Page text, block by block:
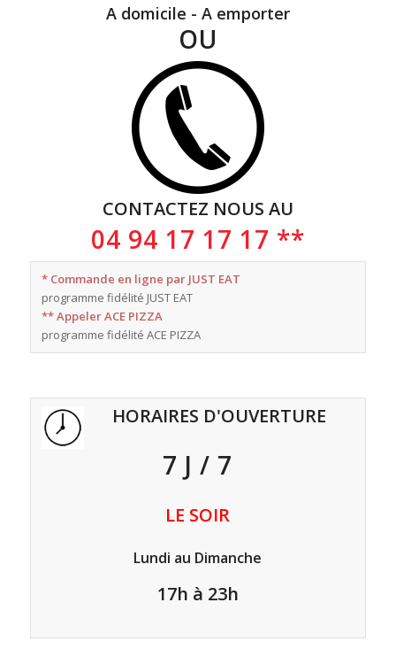
A domicile - A emporter
OU
CONTACTEZ NOUS AU
04 94 17 17 17 **
* Commande en ligne par JUST EAT
programme fidélité JUST EAT
** Appeler ACE PIZZA
programme fidélité ACE PIZZA
HORAIRES D'OUVERTURE
7 J / 7
LE SOIR
Lundi au Dimanche
17h à 23h